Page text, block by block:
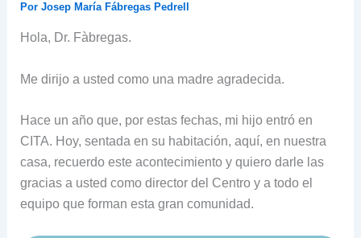
Por Josep María Fábregas Pedrell
Hola, Dr. Fàbregas.
Me dirijo a usted como una madre agradecida.
Hace un año que, por estas fechas, mi hijo entró en
CITA. Hoy, sentada en su habitación, aquí, en nuestra
casa, recuerdo este acontecimiento y quiero darle las
gracias a usted como director del Centro y a todo el
equipo que forman esta gran comunidad.